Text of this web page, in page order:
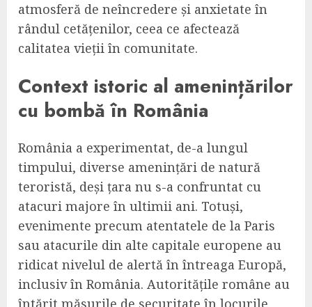
atmosferă de neîncredere și anxietate în
rândul cetățenilor, ceea ce afectează
calitatea vieții în comunitate.
Context istoric al amenințărilor
cu bombă în România
România a experimentat, de-a lungul
timpului, diverse amenințări de natură
teroristă, deși țara nu s-a confruntat cu
atacuri majore în ultimii ani. Totuși,
evenimente precum atentatele de la Paris
sau atacurile din alte capitale europene au
ridicat nivelul de alertă în întreaga Europă,
inclusiv în România. Autoritățile române au